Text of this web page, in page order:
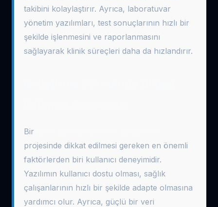
takibini kolaylaştırır. Ayrıca, laboratuvar
yönetim yazılımları, test sonuçlarının hızlı bir
şekilde işlenmesini ve raporlanmasını
sağlayarak klinik süreçleri daha da hızlandırır.
Bir
projesinde dikkat edilmesi gereken en önemli
faktörlerden biri kullanıcı deneyimidir.
Yazılımın kullanıcı dostu olması, sağlık
çalışanlarının hızlı bir şekilde adapte olmasına
yardımcı olur. Ayrıca, güçlü bir veri